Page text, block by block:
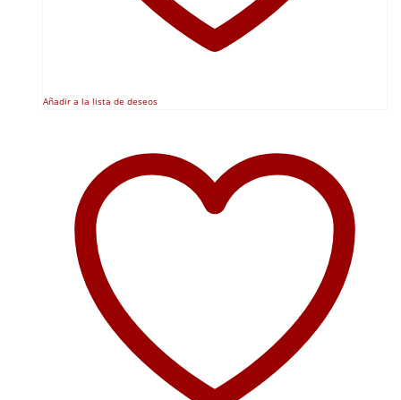
Añadir a la lista de deseos